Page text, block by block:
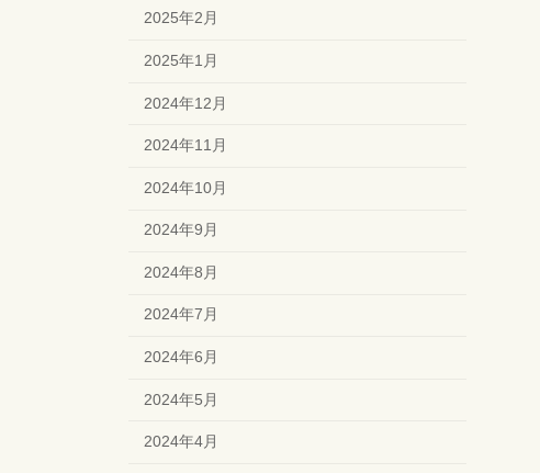
2025年2月
2025年1月
2024年12月
2024年11月
2024年10月
2024年9月
2024年8月
2024年7月
2024年6月
2024年5月
2024年4月